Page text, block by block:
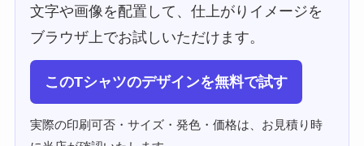
文字や画像を配置して、仕上がりイメージを
ブラウザ上でお試しいただけます。
このTシャツのデザインを無料で試す
実際の印刷可否・サイズ・発色・価格は、お見積り時